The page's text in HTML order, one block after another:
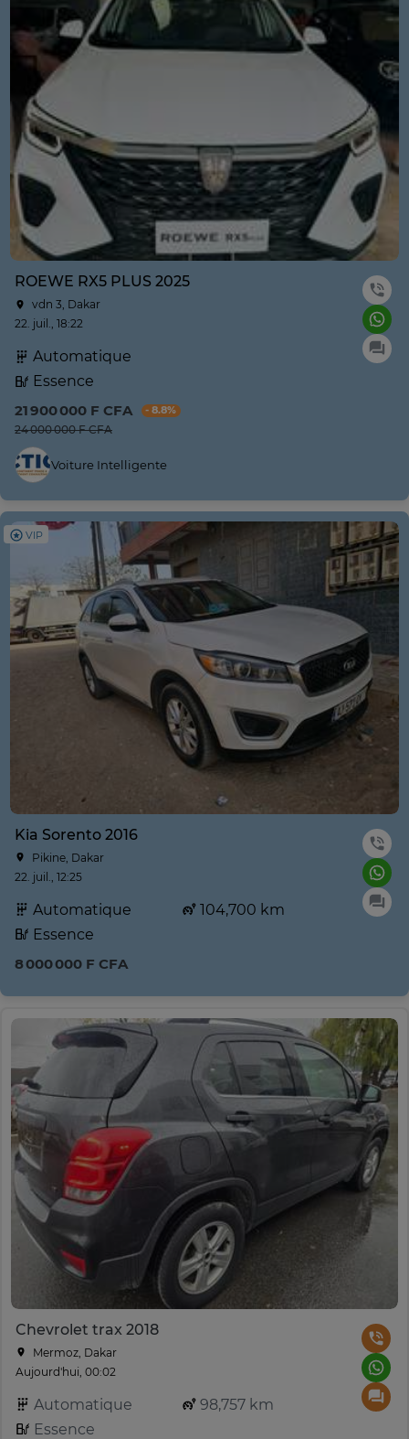
ROEWE RX5 PLUS 2025
vdn 3, Dakar
22. juil., 18:22
Automatique
Essence
21 900 000 F CFA
- 8.8%
24 000 000 F CFA
Voiture Intelligente
VIP
Kia Sorento 2016
Pikine, Dakar
22. juil., 12:25
Automatique
104,700 km
Essence
8 000 000 F CFA
Chevrolet trax 2018
Mermoz, Dakar
Aujourd'hui, 00:02
Automatique
98,757 km
Essence